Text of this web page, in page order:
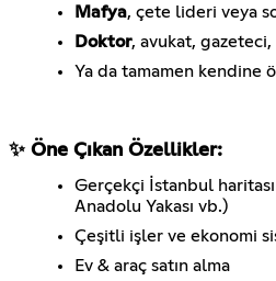
Mafya, çete lideri veya
Doktor, avukat,
Ya da tamamen kendine
✨ Öne Çıkan Özellikler:
Gerçekçi İstanbul haritası
Anadolu Yakası vb.)
Çeşitli işler ve ekonomi
Ev & araç satın alma